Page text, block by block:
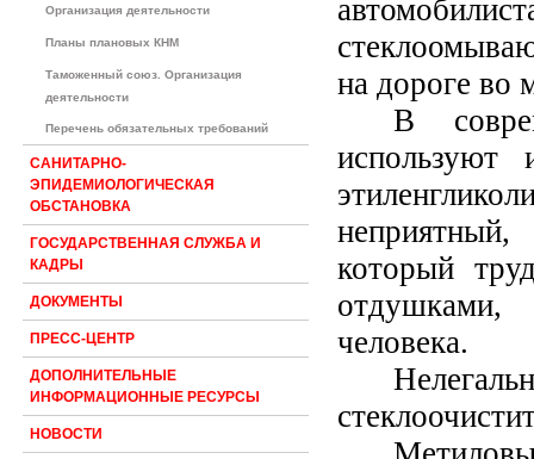
Организация деятельности
Планы плановых КНМ
Таможенный союз. Организация
деятельности
Перечень обязательных требований
САНИТАРНО-
ЭПИДЕМИОЛОГИЧЕСКАЯ
ОБСТАНОВКА
ГОСУДАРСТВЕННАЯ СЛУЖБА И
КАДРЫ
ДОКУМЕНТЫ
ПРЕСС-ЦЕНТР
ДОПОЛНИТЕЛЬНЫЕ
ИНФОРМАЦИОННЫЕ РЕСУРСЫ
НОВОСТИ
на дороге во
В
используют
который
отдушками,
человека.